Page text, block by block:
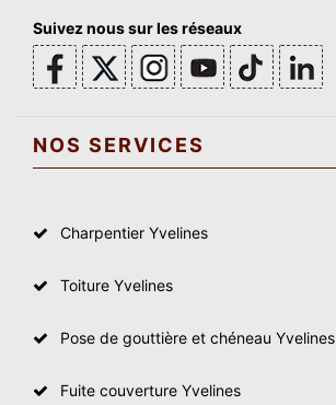
Suivez nous sur les réseaux
NOS SERVICES
Charpentier Yvelines
Toiture Yvelines
Pose de gouttière et chéneau Yvelines
Fuite couverture Yvelines